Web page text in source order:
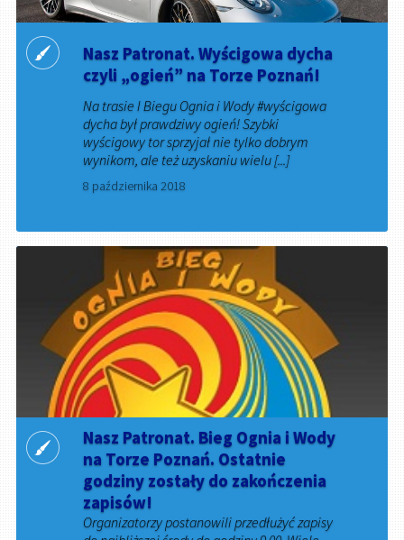
Nasz Patronat. Wyścigowa dycha
czyli „ogień” na Torze Poznań!
Na trasie I Biegu Ognia i Wody #wyścigowa
dycha był prawdziwy ogień! Szybki
wyścigowy tor sprzyjał nie tylko dobrym
wynikom, ale też uzyskaniu wielu [...]
8 października 2018
Nasz Patronat. Bieg Ognia i Wody
na Torze Poznań. Ostatnie
godziny zostały do zakończenia
zapisów!
Organizatorzy postanowili przedłużyć zapisy